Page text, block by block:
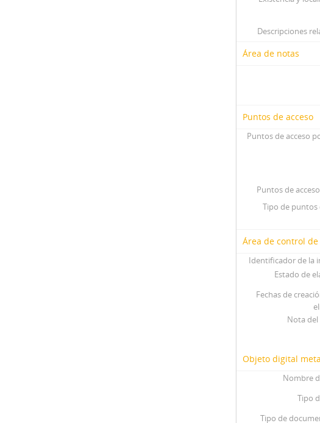
Descripciones
Área de notas
Puntos de acceso
Puntos de acceso
Puntos de
Tipo de puntos
Área de control
Identificador de la
Estado de
Fechas de
Nota
Objeto digital
Nombre
Tipo
Tipo de